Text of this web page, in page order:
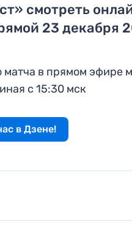
смотреть
23 декабря
в прямом эфире
с 15:30 мск
в Дзене!